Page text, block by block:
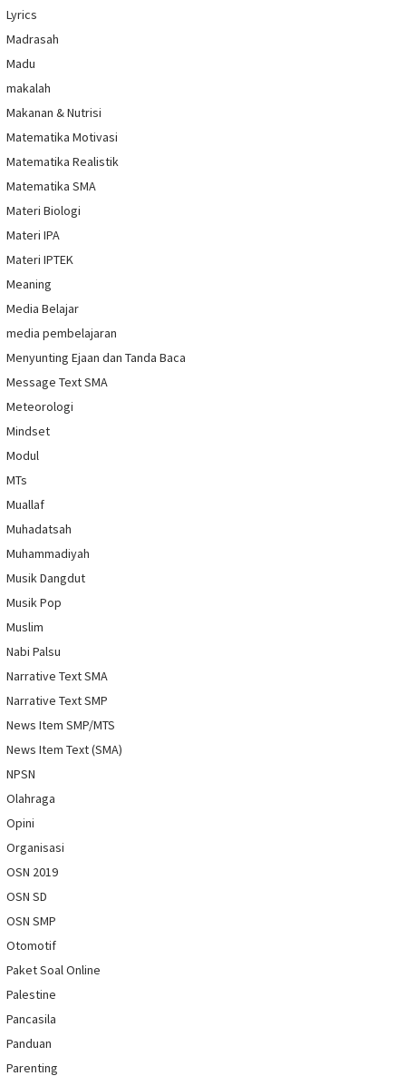
Lyrics
Madrasah
Madu
makalah
Makanan & Nutrisi
Matematika Motivasi
Matematika Realistik
Matematika SMA
Materi Biologi
Materi IPA
Materi IPTEK
Meaning
Media Belajar
media pembelajaran
Menyunting Ejaan dan Tanda Baca
Message Text SMA
Meteorologi
Mindset
Modul
MTs
Muallaf
Muhadatsah
Muhammadiyah
Musik Dangdut
Musik Pop
Muslim
Nabi Palsu
Narrative Text SMA
Narrative Text SMP
News Item SMP/MTS
News Item Text (SMA)
NPSN
Olahraga
Opini
Organisasi
OSN 2019
OSN SD
OSN SMP
Otomotif
Paket Soal Online
Palestine
Pancasila
Panduan
Parenting